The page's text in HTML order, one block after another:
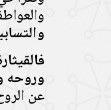
وروحه
عن